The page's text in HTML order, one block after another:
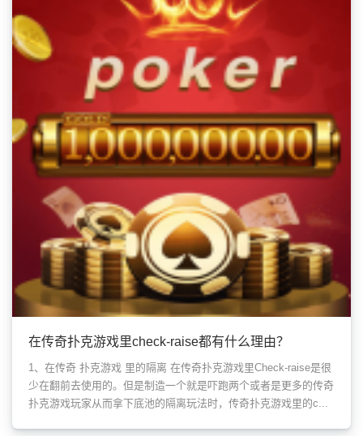
在传奇扑克游戏里check-raise都有什么理由？
1、在传奇 扑克游戏 里的隔离 在传奇扑克游戏里Check-raise是很
少在翻前去使用的。但是制造一个就是吓跑两个或者是更多的传奇
扑克游戏玩家从而拿下底池的隔离玩法时，传奇扑克游戏里的c...